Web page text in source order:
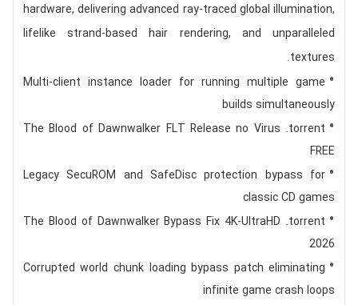
hardware, delivering advanced ray-traced global illumination,
lifelike strand-based hair rendering, and unparalleled
textures.
Multi-client instance loader for running multiple game
builds simultaneously
The Blood of Dawnwalker FLT Release no Virus .torrent
FREE
Legacy SecuROM and SafeDisc protection bypass for
classic CD games
The Blood of Dawnwalker Bypass Fix 4K-UltraHD .torrent
2026
Corrupted world chunk loading bypass patch eliminating
infinite game crash loops